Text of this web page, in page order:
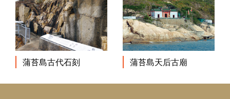
蒲苔島古代石刻 蒲苔島天后古廟